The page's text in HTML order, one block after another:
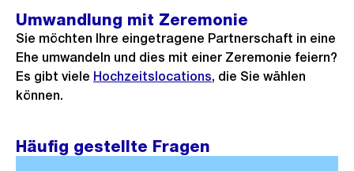
Umwandlung mit Zeremonie
Sie möchten Ihre eingetragene Partnerschaft in eine
Ehe umwandeln und dies mit einer Zeremonie feiern?
Es gibt viele Hochzeitslocations, die Sie wählen
können.
Häufig gestellte Fragen